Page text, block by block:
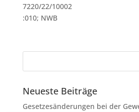
7220/22/10002
:010; NWB
Neueste Beiträge
Gesetzesänderungen bei der